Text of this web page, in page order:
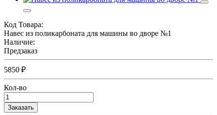
Код Товара:
Навес из поликарбоната для машины во дворе №1
Наличие:
Предзаказ
5850 ₽
Кол-во
Заказать